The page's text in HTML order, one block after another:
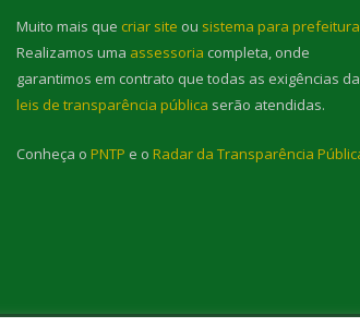
Muito mais que criar site ou sistema para
Realizamos uma assessoria completa, onde
garantimos em contrato que todas as exigências
leis de transparência pública serão atendidas.
Conheça o PNTP e o Radar da Transparência